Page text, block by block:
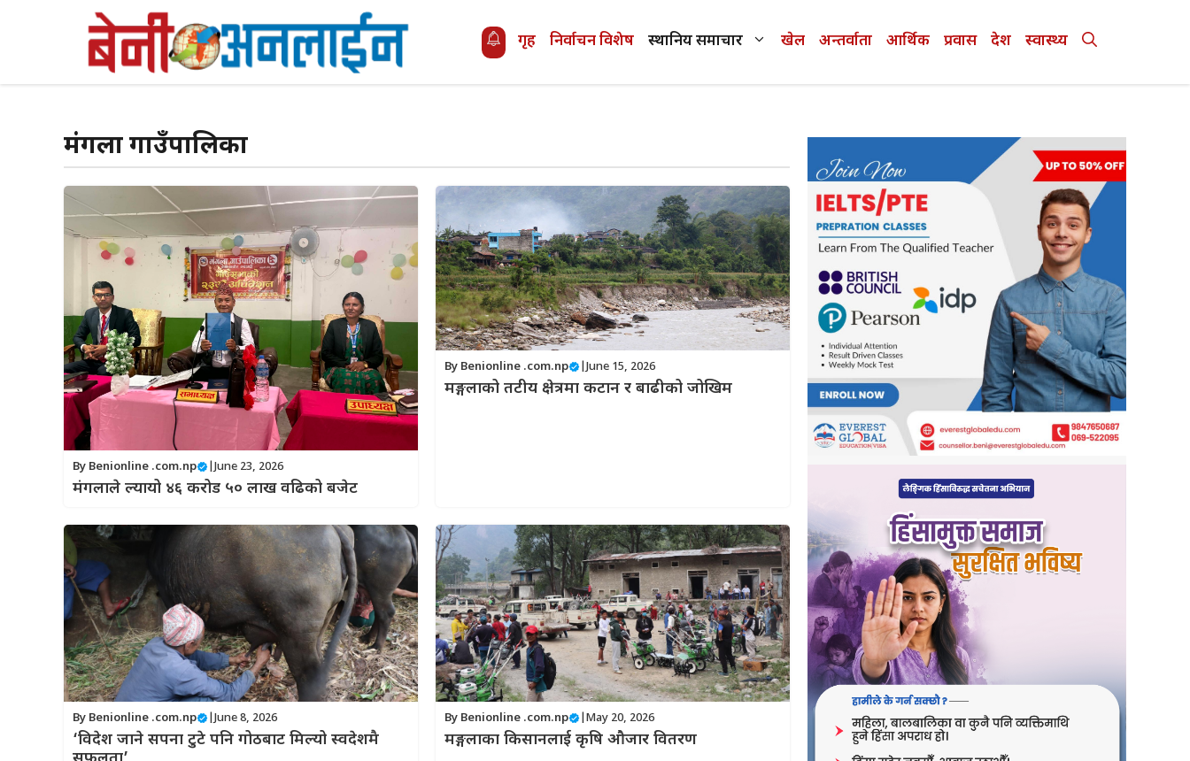
गृह निर्वाचन विशेष स्थानिय समाचार खेल अन्तर्वाता आर्थिक प्रवास देश स्वास्थ्य
मंगला गाउँपालिका
By Benionline .com.np |June 23, 2026
मंगलाले ल्यायो ४६ करोड ५० लाख वढिको बजेट
By Benionline .com.np June 15, 2026
मङ्गलाको तटीय क्षेत्रमा कटान र बाढीको जोखिम
By Benionline .com.np |June 8, 2026
‘विदेश जाने सपना टुटे पनि गोठबाट मिल्यो स्वदेशमै
By Benionline .com.np May 20, 2026
मङ्गलाका किसानलाई कृषि औजार वितरण